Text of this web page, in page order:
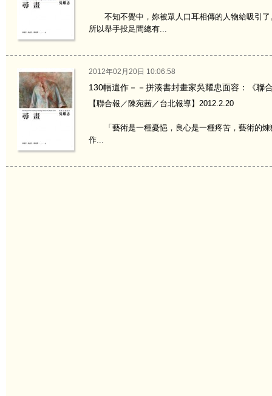
不知不覺中，妳被眾人口耳相傳的人物給吸引了
所以舉手投足間總有...
2012年02月20日 10:06:58
130幅遺作－－拼湊書封畫家吳耀忠面容：《聯
【聯合報／陳宛茜／台北報導】2012.2.20
「藝術是一種憂悒，良心是一種疼苦，藝術的煉
作...